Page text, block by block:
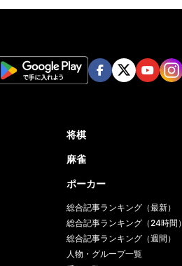
将棋
麻雀
ポーカー
総合記事ランキング（最新）
総合記事ランキング（24時間）
総合記事ランキング（週間）
人物・グループ一覧